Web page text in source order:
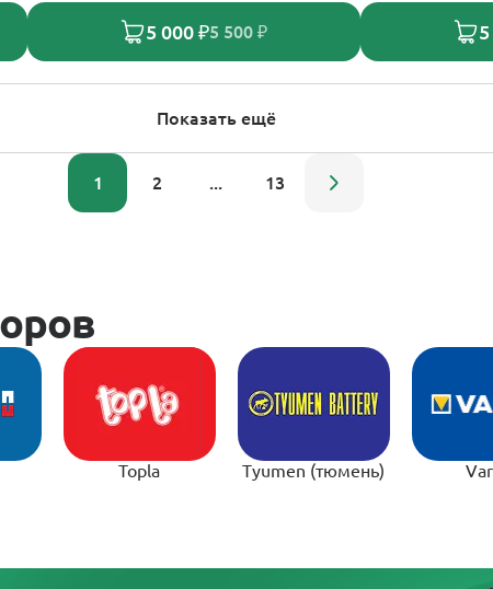
5 000 ₽5 500 ₽
Показать ещё
1 2 ... 13
Topla Tyumen (тюмень)